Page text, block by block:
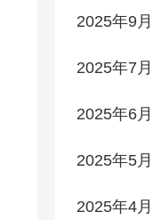
2025年9月
2025年7月
2025年6月
2025年5月
2025年4月